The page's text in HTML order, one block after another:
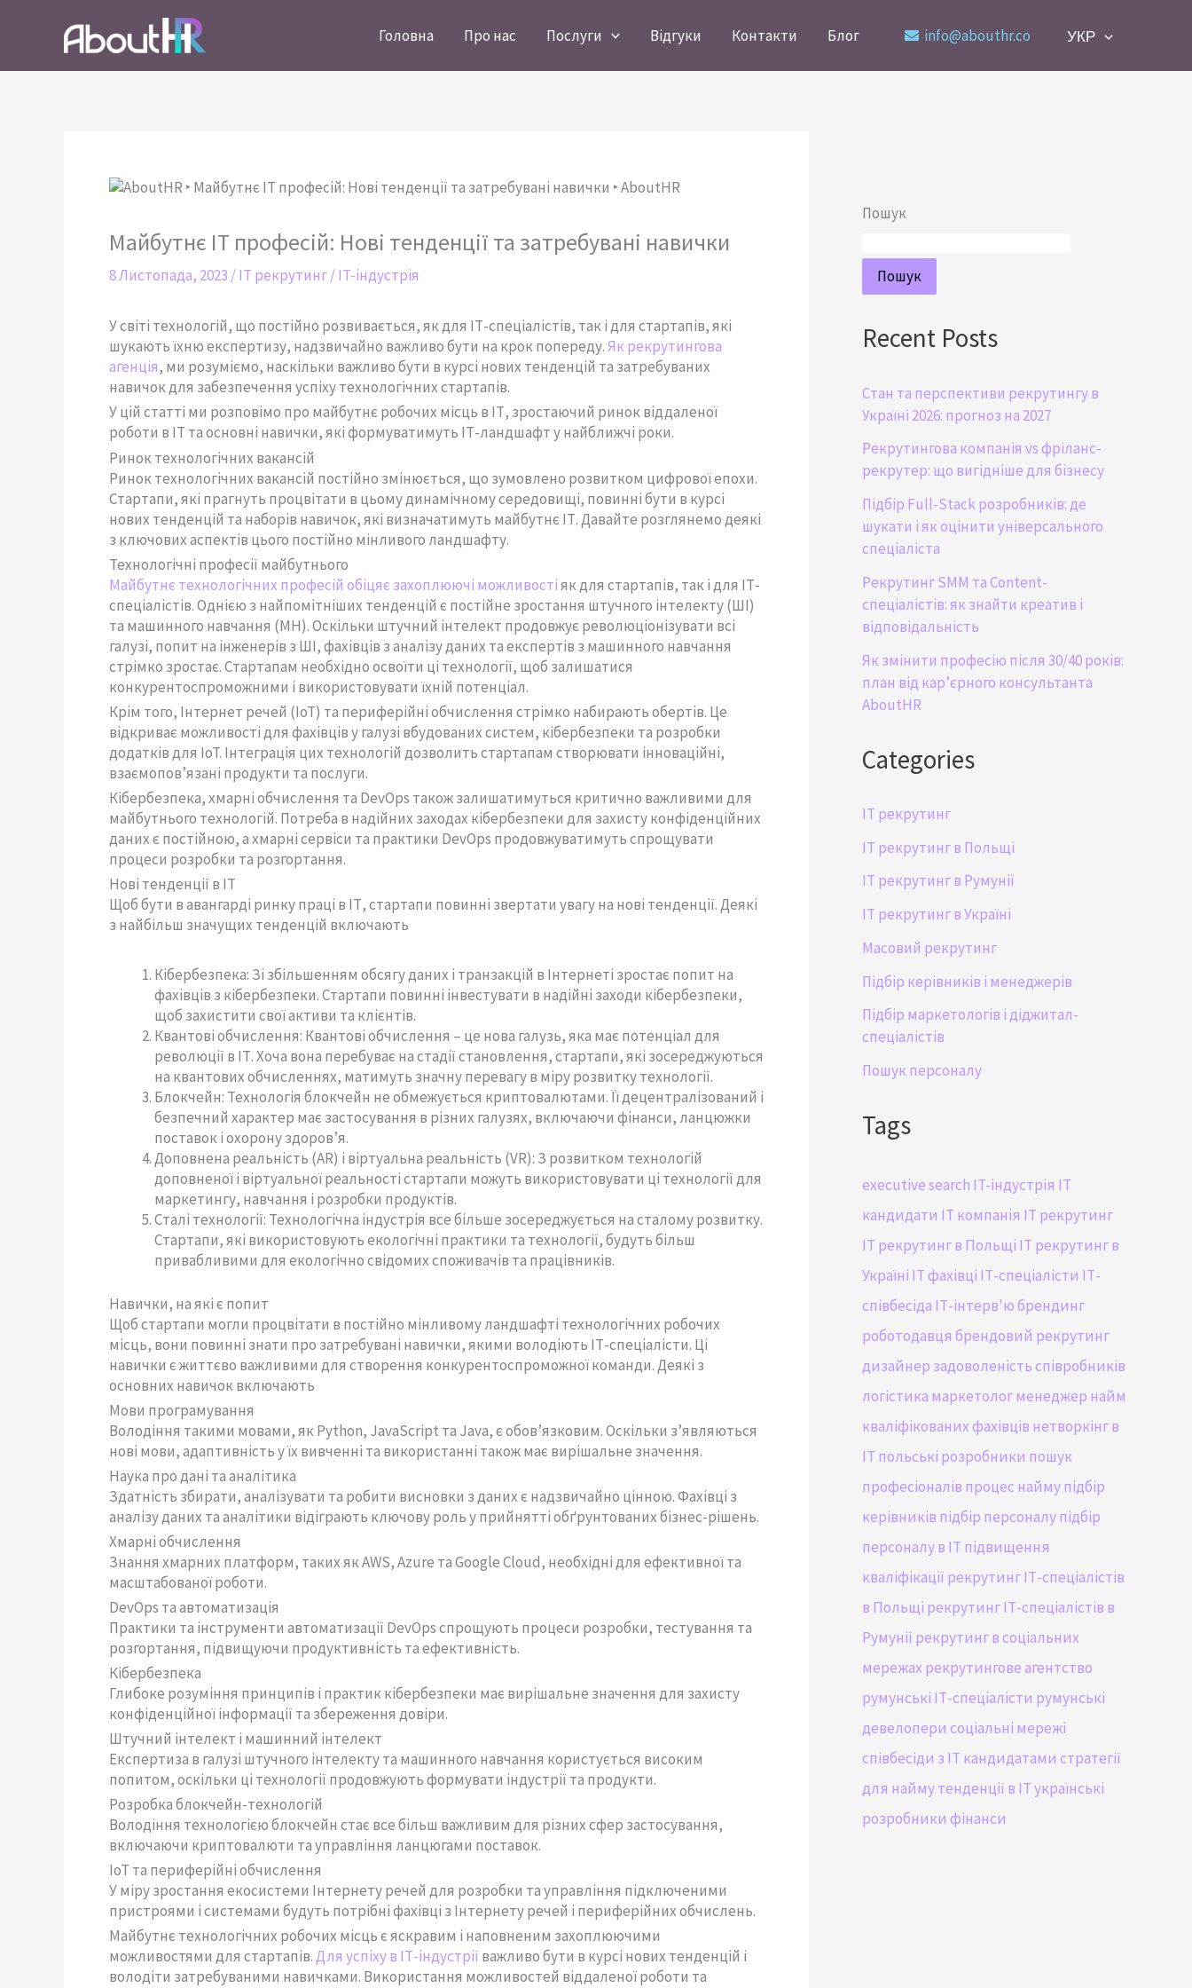
Головна Про нас Послуги Відгуки Контакти Блог info@abouthr.co УКР
Майбутнє IT професій: Нові тенденції та затребувані навички
8 Листопада, 2023 /IT рекрутинг/IT-індустрія
У світі технологій, що постійно розвивається, як для ІТ-спеціалістів, так і для стартапів, які
шукають їхню експертизу, надзвичайно важливо бути на крок попереду.Як рекрутингова
агенція, ми розуміємо, наскільки важливо бути в курсі нових тенденцій та затребуваних
навичок для забезпечення успіху технологічних стартапів.
У цій статті ми розповімо про майбутнє робочих місць в ІТ, зростаючий ринок віддаленої
роботи в ІТ та основні навички, які формуватимуть ІТ-ландшафт у найближчі роки.
Ринок технологічних вакансій
Ринок технологічних вакансій постійно змінюється, що зумовлено розвитком цифрової епохи.
Стартапи, які прагнуть процвітати в цьому динамічному середовищі, повинні бути в курсі
нових тенденцій та наборів навичок, які визначатимуть майбутнє ІТ. Давайте розглянемо деякі
з ключових аспектів цього постійно мінливого ландшафту.
Технологічні професії майбутнього
Майбутнє технологічних професій обіцяє захоплюючі можливостіяк для стартапів, так і для ІТ-
спеціалістів. Однією з найпомітніших тенденцій є постійне зростання штучного інтелекту (ШІ)
та машинного навчання (МН). Оскільки штучний інтелект продовжує революціонізувати всі
галузі, попит на інженерів з ШІ, фахівців з аналізу даних та експертів з машинного навчання
стрімко зростає. Стартапам необхідно освоїти ці технології, щоб залишатися
конкурентоспроможними і використовувати їхній потенціал.
Крім того, Інтернет речей (IoT) та периферійні обчислення стрімко набирають обертів. Це
відкриває можливості для фахівців у галузі вбудованих систем, кібербезпеки та розробки
додатків для IoT. Інтеграція цих технологій дозволить стартапам створювати інноваційні,
взаємопов’язані продукти та послуги.
Кібербезпека, хмарні обчислення та DevOps також залишатимуться критично важливими для
майбутнього технологій. Потреба в надійних заходах кібербезпеки для захисту конфіденційних
даних є постійною, а хмарні сервіси та практики DevOps продовжуватимуть спрощувати
процеси розробки та розгортання.
Нові тенденції в ІТ
Щоб бути в авангарді ринку праці в ІТ, стартапи повинні звертати увагу на нові тенденції. Деякі
з найбільш значущих тенденцій включають
Кібербезпека: Зі збільшенням обсягу даних і транзакцій в Інтернеті зростає попит на
фахівців з кібербезпеки. Стартапи повинні інвестувати в надійні заходи кібербезпеки,
щоб захистити свої активи та клієнтів.
Квантові обчислення: Квантові обчислення – це нова галузь, яка має потенціал для
революції в ІТ. Хоча вона перебуває на стадії становлення, стартапи, які зосереджуються
на квантових обчисленнях, матимуть значну перевагу в міру розвитку технології.
Блокчейн: Технологія блокчейн не обмежується криптовалютами. Її децентралізований і
безпечний характер має застосування в різних галузях, включаючи фінанси, ланцюжки
поставок і охорону здоров’я.
Доповнена реальність (AR) і віртуальна реальність (VR): З розвитком технологій
доповненої і віртуальної реальності стартапи можуть використовувати ці технології для
маркетингу, навчання і розробки продуктів.
Сталі технології: Технологічна індустрія все більше зосереджується на сталому розвитку.
Стартапи, які використовують екологічні практики та технології, будуть більш
привабливими для екологічно свідомих споживачів та працівників.
Навички, на які є попит
Щоб стартапи могли процвітати в постійно мінливому ландшафті технологічних робочих
місць, вони повинні знати про затребувані навички, якими володіють ІТ-спеціалісти. Ці
навички є життєво важливими для створення конкурентоспроможної команди. Деякі з
основних навичок включають
Мови програмування
Володіння такими мовами, як Python, JavaScript та Java, є обов’язковим. Оскільки з’являються
нові мови, адаптивність у їх вивченні та використанні також має вирішальне значення.
Наука про дані та аналітика
Здатність збирати, аналізувати та робити висновки з даних є надзвичайно цінною. Фахівці з
аналізу даних та аналітики відіграють ключову роль у прийнятті обґрунтованих бізнес-рішень.
Хмарні обчислення
Знання хмарних платформ, таких як AWS, Azure та Google Cloud, необхідні для ефективної та
масштабованої роботи.
DevOps та автоматизація
Практики та інструменти автоматизації DevOps спрощують процеси розробки, тестування та
розгортання, підвищуючи продуктивність та ефективність.
Кібербезпека
Глибоке розуміння принципів і практик кібербезпеки має вирішальне значення для захисту
конфіденційної інформації та збереження довіри.
Штучний інтелект і машинний інтелект
Експертиза в галузі штучного інтелекту та машинного навчання користується високим
попитом, оскільки ці технології продовжують формувати індустрії та продукти.
Розробка блокчейн-технологій
Володіння технологією блокчейн стає все більш важливим для різних сфер застосування,
включаючи криптовалюти та управління ланцюгами поставок.
IoT та периферійні обчислення
У міру зростання екосистеми Інтернету речей для розробки та управління підключеними
пристроями і системами будуть потрібні фахівці з Інтернету речей і периферійних обчислень.
Майбутнє технологічних робочих місць є яскравим і наповненим захоплюючими
можливостями для стартапів.Для успіху в ІТ-індустрії важливо бути в курсі нових тенденцій і
володіти затребуваними навичками. Використання можливостей віддаленої роботи та
Пошук
Пошук
Recent Posts
Стан та перспективи рекрутингу в
Україні 2026: прогноз на 2027
Рекрутингова компанія vs фріланс-
рекрутер: що вигідніше для бізнесу
Підбір Full-Stack розробників: де
шукати і як оцінити універсального
спеціаліста
Рекрутинг SMM та Content-
спеціалістів: як знайти креатив і
відповідальність
Як змінити професію після 30/40 років:
план від кар’єрного консультанта
AboutHR
Categories
IT рекрутинг
IT рекрутинг в Польщі
IT рекрутинг в Румунії
IT рекрутинг в Україні
Масовий рекрутинг
Підбір керівників і менеджерів
Підбір маркетологів і діджитал-
спеціалістів
Пошук персоналу
Tags
executive search IT-індустрія IT
кандидати IT компанія IT рекрутинг
IT рекрутинг в Польщі IT рекрутинг в
Україні IT фахівці ІТ-спеціалісти ІТ-
співбесіда ІТ-інтерв'юбрендинг
роботодавця брендовий рекрутинг
дизайнер задоволеність співробників
логістика маркетологменеджер найм
кваліфікованих фахівців нетворкінг в
IT польські розробники пошук
професіоналів процес наймупідбір
керівників підбір персоналупідбір
персоналу в ІТ підвищення
кваліфікації рекрутинг ІТ-спеціалістів
в Польщі рекрутинг ІТ-спеціалістів в
Румунії рекрутинг в соціальних
мережах рекрутингове агентство
румунські ІТ-спеціалісти румунські
девелопери соціальні мережі
співбесіди з IT кандидатами стратегії
для наймутенденції в ITукраїнські
розробники фінанси